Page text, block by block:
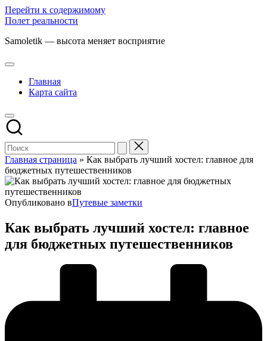
Перейти к содержимому
Полет реальности
Samoletik — высота меняет восприятие
Главная
Карта сайта
Главная страница » Как выбрать лучший хостел: главное для
бюджетных путешественников
Опубликовано вПутевые заметки
Как выбрать лучший хостел: главное
для бюджетных путешественников